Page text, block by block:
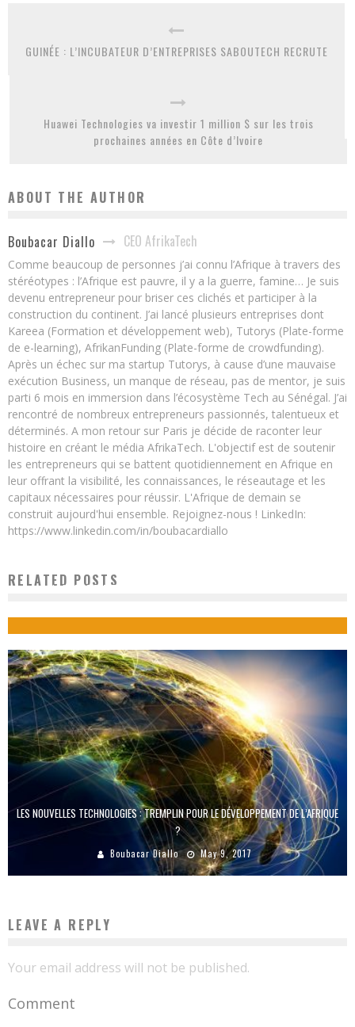
GUINÉE : L’INCUBATEUR D’ENTREPRISES SABOUTECH RECRUTE
Huawei Technologies va investir 1 million $ sur les trois
prochaines années en Côte d’Ivoire
ABOUT THE AUTHOR
Boubacar Diallo CEO AfrikaTech
Comme beaucoup de personnes j’ai connu l’Afrique à travers des
stéréotypes : l’Afrique est pauvre, il y a la guerre, famine… Je suis
devenu entrepreneur pour briser ces clichés et participer à la
construction du continent. J’ai lancé plusieurs entreprises dont
Kareea (Formation et développement web), Tutorys (Plate-forme
de e-learning), AfrikanFunding (Plate-forme de crowdfunding).
Après un échec sur ma startup Tutorys, à cause d’une mauvaise
exécution Business, un manque de réseau, pas de mentor, je suis
parti 6 mois en immersion dans l’écosystème Tech au Sénégal. J’ai
rencontré de nombreux entrepreneurs passionnés, talentueux et
déterminés. A mon retour sur Paris je décide de raconter leur
histoire en créant le média AfrikaTech. L'objectif est de soutenir
les entrepreneurs qui se battent quotidiennement en Afrique en
leur offrant la visibilité, les connaissances, le réseautage et les
capitaux nécessaires pour réussir. L'Afrique de demain se
construit aujourd'hui ensemble. Rejoignez-nous ! LinkedIn:
https://www.linkedin.com/in/boubacardiallo
RELATED POSTS
LE MAROC BÂTIT LA PLUS GRANDE CENTRALE SOLAIRE DU MONDE
LES NOUVELLES TECHNOLOGIES : TREMPLIN POUR LE DÉVELOPPEMENT DE L’AFRIQUE
?
Boubacar Diallo May 9, 2017
LEAVE A REPLY
Your email address will not be published.
Comment